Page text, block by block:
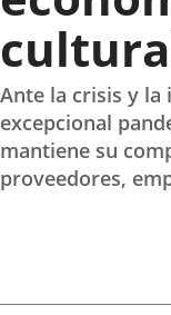
Ante la crisis y la
excepcional
mantiene su
proveedores,